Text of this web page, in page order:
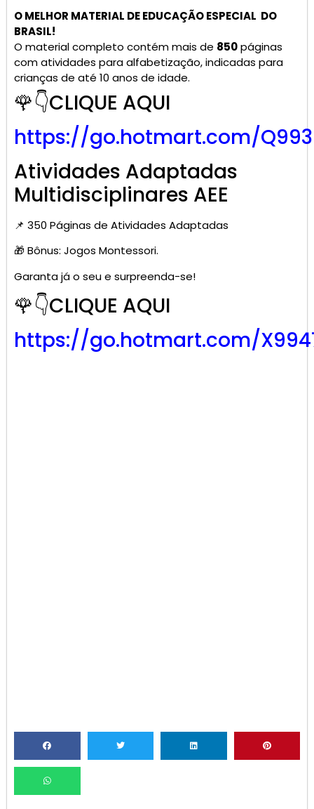
O MELHOR MATERIAL DEEDUCAÇÃO ESPECIAL DO
BRASIL!
O material completo contém mais de 850páginas
com atividades para alfabetização, indicadas para
crianças de até 10 anos de idade.
🌹👇CLIQUE AQUI
https://go.hotmart.com/
Atividades Adaptadas
Multidisciplinares AEE
📌 350 Páginas de Atividades Adaptadas
🎁 Bônus: Jogos Montessori.
Garanta já o seu e surpreenda-se!
🌹👇CLIQUE AQUI
https://go.hotmart.com/